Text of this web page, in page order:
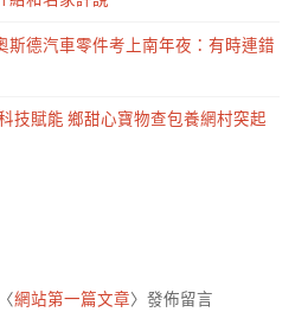
斯德汽車零件考上南年夜：有時連錯
技賦能 鄉甜心寶物查包養網村突起
網站第一篇文章〉發佈留言